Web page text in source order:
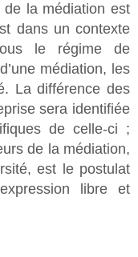
la médiation est
dans un contexte
le régime de
médiation, les
La différence des
sera identifiée
de celle-ci ;
de la médiation,
est le postulat
libre et